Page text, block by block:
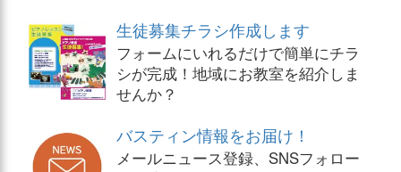
生徒募集チラシ作成します
フォームにいれるだけで簡単にチラ
シが完成！地域にお教室を紹介しま
せんか？
バスティン情報をお届け！
メールニュース登録、SNSフォロー